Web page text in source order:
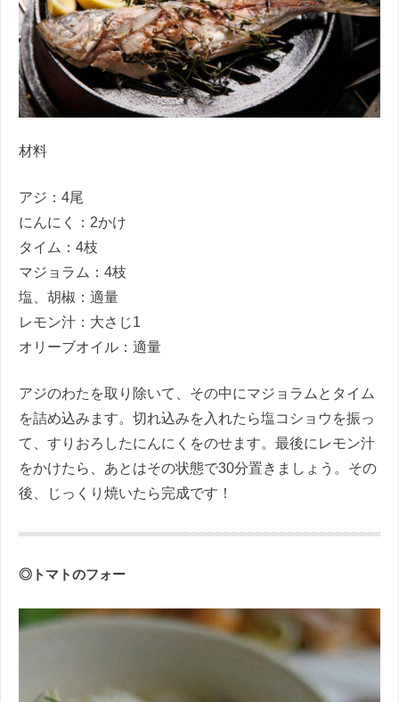
材料
アジ：4尾
にんにく：2かけ
タイム：4枝
マジョラム：4枝
塩、胡椒：適量
レモン汁：大さじ1
オリーブオイル：適量
アジのわたを取り除いて、その中にマジョラムとタイム
を詰め込みます。切れ込みを入れたら塩コショウを振っ
て、すりおろしたにんにくをのせます。最後にレモン汁
をかけたら、あとはその状態で30分置きましょう。その
後、じっくり焼いたら完成です！
◎トマトのフォー